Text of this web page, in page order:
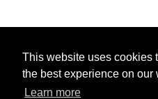
This website uses cookies
the best experience on our
Learn more